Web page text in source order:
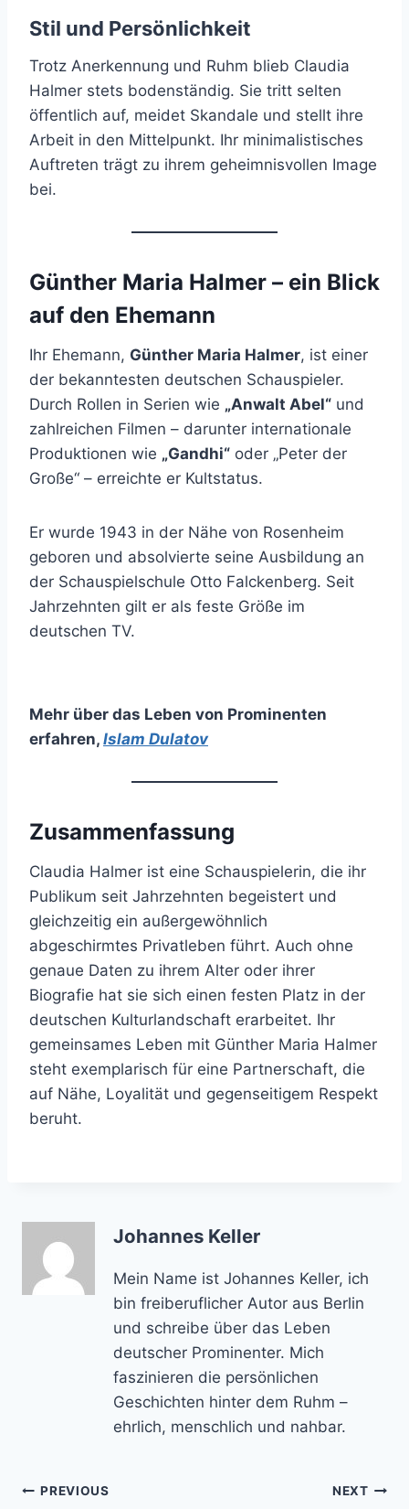
Stil und Persönlichkeit
Trotz Anerkennung und Ruhm blieb Claudia
Halmer stets bodenständig. Sie tritt selten
öffentlich auf, meidet Skandale und stellt ihre
Arbeit in den Mittelpunkt. Ihr minimalistisches
Auftreten trägt zu ihrem geheimnisvollen Image
bei.
Günther Maria Halmer – ein Blick
auf den Ehemann
Ihr Ehemann, Günther Maria Halmer, ist einer
der bekanntesten deutschen Schauspieler.
Durch Rollen in Serien wie „Anwalt Abel“ und
zahlreichen Filmen – darunter internationale
Produktionen wie „Gandhi“ oder „Peter der
Große“ – erreichte er Kultstatus.
Er wurde 1943 in der Nähe von Rosenheim
geboren und absolvierte seine Ausbildung an
der Schauspielschule Otto Falckenberg. Seit
Jahrzehnten gilt er als feste Größe im
deutschen TV.
Mehr über das Leben von Prominenten
erfahren, Islam Dulatov
Zusammenfassung
Claudia Halmer ist eine Schauspielerin, die ihr
Publikum seit Jahrzehnten begeistert und
gleichzeitig ein außergewöhnlich
abgeschirmtes Privatleben führt. Auch ohne
genaue Daten zu ihrem Alter oder ihrer
Biografie hat sie sich einen festen Platz in der
deutschen Kulturlandschaft erarbeitet. Ihr
gemeinsames Leben mit Günther Maria Halmer
steht exemplarisch für eine Partnerschaft, die
auf Nähe, Loyalität und gegenseitigem Respekt
beruht.
Johannes Keller
Mein Name ist Johannes Keller, ich
bin freiberuflicher Autor aus Berlin
und schreibe über das Leben
deutscher Prominenter. Mich
faszinieren die persönlichen
Geschichten hinter dem Ruhm –
ehrlich, menschlich und nahbar.
Post
PREVIOUS NEXT